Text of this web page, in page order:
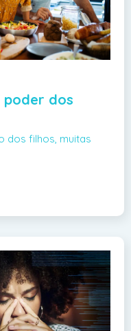
poder dos
dos filhos, muitas